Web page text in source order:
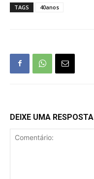
TAGS 40anos
DEIXE UMA RESPOSTA